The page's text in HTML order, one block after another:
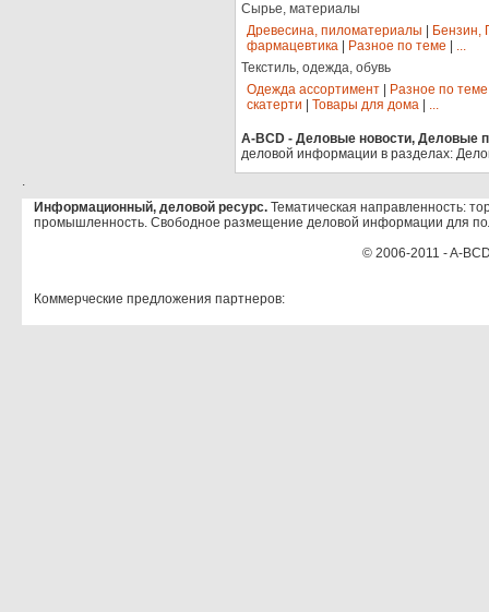
Сырье, материалы
Древесина, пиломатериалы
Бензин,
фармацевтика
Разное по теме
...
Текстиль, одежда, обувь
Одежда ассортимент
Разное по теме
скатерти
Товары для дома ...
A-BCD - Деловые новости, Деловые
деловой информации в разделах:
.
Информационный, деловой ресурс. Тематическая направленность:
промышленность. Свободное размещение деловой информации для
© 2006-2011 - A-
Коммерческие предложения партнеров: